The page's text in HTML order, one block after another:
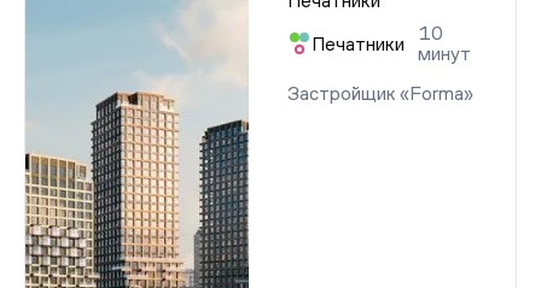
Печатники
10
минут
Застройщик «Forma»